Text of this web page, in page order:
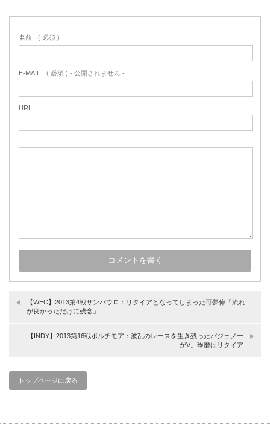
名前 ( 必須 )
E-MAIL ( 必須 ) - 公開されません -
URL
【WEC】2013第4戦サンパウロ：リタイアとなってしまった可夢偉「流れ
が良かっただけに残念」
【INDY】2013第16戦ボルチモア：波乱のレースを生き残ったパジェノー
がV。琢磨はリタイア
トップページに戻る